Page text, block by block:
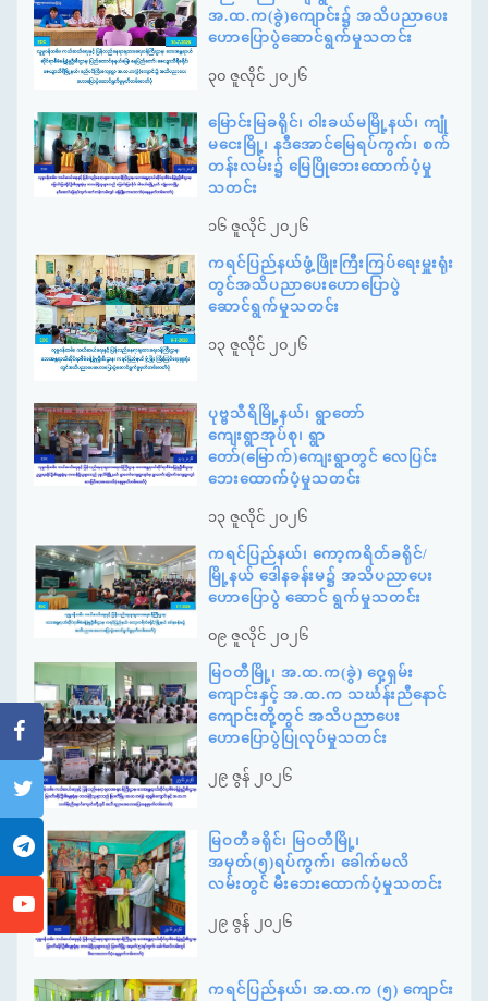
အ.ထ.က(ခွဲ)ကျောင်း၌ အသိပညာပေး
ဟောပြောပွဲဆောင်ရွက်မှုသတင်း
၃၀ ဇူလိုင် ၂၀၂၆
မြောင်းမြခရိုင်၊ ဝါးခယ်မမြို့နယ်၊ ကျုံ
မငေးမြို့၊ နဒီအောင်မြေရပ်ကွက်၊ စက်
တန်းလမ်း၌ မြေပြိုဘေးထောက်ပံ့မှု
သတင်း
၁၆ ဇူလိုင် ၂၀၂၆
ကရင်ပြည်နယ်ဖွံ့ဖြိုးကြီးကြပ်ရေးမှူးရုံး
တွင်အသိပညာပေးဟောပြောပွဲ
ဆောင်ရွက်မှုသတင်း
၁၃ ဇူလိုင် ၂၀၂၆
ပုဗ္ဗသီရိမြို့နယ်၊ ရွာတော်
ကျေးရွာအုပ်စု၊ ရွာ
တော်(မြောက်)ကျေးရွာတွင် လေပြင်း
ဘေးထောက်ပံ့မှုသတင်း
၁၃ ဇူလိုင် ၂၀၂၆
ကရင်ပြည်နယ်၊ ကော့ကရိတ်ခရိုင်/
မြို့နယ် ဒေါနခန်းမ၌ အသိပညာပေး
ဟောပြောပွဲ ဆောင် ရွက်မှုသတင်း
၀၉ ဇူလိုင် ၂၀၂၆
မြဝတီမြို့၊ အ.ထ.က(ခွဲ) ဝှေ့ရှမ်း
ကျောင်းနှင့် အ.ထ.က သင်္ဃန်းညီနောင်
ကျောင်းတို့တွင် အသိပညာပေး
ဟောပြောပွဲပြုလုပ်မှုသတင်း
၂၉ ဇွန် ၂၀၂၆
မြဝတီခရိုင်၊ မြဝတီမြို့၊
အမှတ်(၅)ရပ်ကွက်၊ ခေါက်မလိ
လမ်းတွင် မီးဘေးထောက်ပံ့မှုသတင်း
၂၉ ဇွန် ၂၀၂၆
ကရင်ပြည်နယ်၊ အ.ထ.က (၅) ကျောင်း